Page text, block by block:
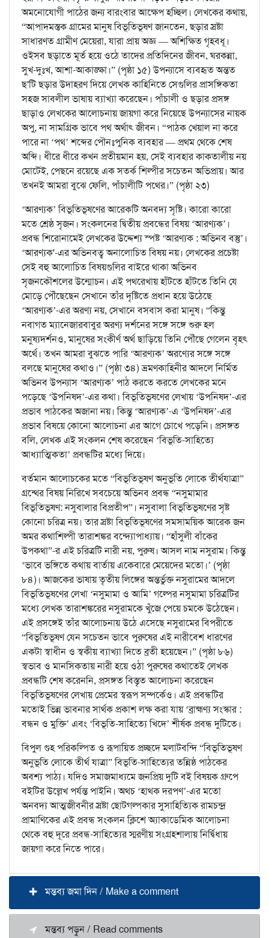
অমনোযোগী পাঠের জন্য বারংবার আক্ষেপ হচ্ছিল। লেখকের কথায়,
“আপাদমস্তক গ্রামের মানুষ বিভূতিভূষণ জানতেন, ছড়ার স্রষ্টা
সাধারণত গ্রামীণ মেয়েরা, যারা প্রায় অজ্ঞ — অশিক্ষিত গৃহবধূ।
ওইসব ছড়াতে মূর্ত হয়ে ওঠে তাদের প্রতিদিনের জীবন, ঘরকন্না,
সুখ-দুঃখ, আশা-আকাঙ্ক্ষা।” (পৃষ্ঠা ১৫) উপন্যাসে ব্যবহৃত অন্তত
ছ'টি ছড়ার উদাহরণ দিয়ে লেখক কাহিনিতে সেগুলির প্রাসঙ্গিকতা
সহজ সাবলীল ভাষায় ব্যাখ্যা করেছেন। পাঁচালী ও ছড়ার প্রসঙ্গ
ছাড়াও লেখকের আলোচনায় জায়গা করে নিয়েছে উপন্যাসের নায়ক
অপু, না সামগ্রিক ভাবে পথ অর্থাৎ জীবন। “পাঠক খেয়াল না করে
পারে না ‘পথ’ শব্দের পৌনঃপুনিক ব্যবহার — প্রথম থেকে শেষ
অব্দি। ধীরে ধীরে কখন প্রতীয়মান হয়, সেই ব্যবহার কাকতালীয় নয়
মোটেই, পেছনে রয়েছে এক সতর্ক শিল্পীর সচেতন অভিপ্রায়। আর
তখনই আমরা বুঝে ফেলি, পাঁচালীটি পথের।” (পৃষ্ঠা ২৩)
‘আরণ্যক’ বিভূতিভূষণের আরেকটি অনবদ্য সৃষ্টি। কারো কারো
মতে শ্রেষ্ঠ সৃজন। সংকলনের দ্বিতীয় প্রবন্ধের বিষয় ‘আরণ্যক’।
প্রবন্ধ শিরোনামেই লেখকের উদ্দেশ্য স্পষ্ট ‘আরণ্যক : অভিনব বস্তু’।
‘আরণ্যক'-এর অভিনবত্ব অনালোচিত বিষয় নয়। লেখকের প্রচেষ্টা
সেই বহু আলোচিত বিষয়গুলির বাইরে থাকা অভিনব
সৃজনকৌশলের উন্মোচন। এই পথরেখায় হাঁটতে হাঁটতে তিনি যে
মোড়ে পৌঁছেছেন সেখানে তাঁর দৃষ্টিতে প্রধান হয়ে উঠেছে
‘আরণ্যক’-এর অরণ্য নয়, সেখানে বসবাস করা মানুষ। “কিন্তু
নবাগত ম্যানেজারবাবুর অরণ্য দর্শনের সঙ্গে সঙ্গে শুরু হল
মনুষ্যদর্শনও, মানুষের সংকীর্ণ অর্থ ছাড়িয়ে তিনি পৌঁছে গেলেন বৃহৎ
অর্থে। তখন আমরা বুঝতে পারি ‘আরণ্যক’ অরণ্যের সঙ্গে সঙ্গে
বলছে মানুষের কথাও।” (পৃষ্ঠা ৩৪) ভ্রমণকাহিনীর আদলে নির্মিত
অভিনব উপন্যাস ‘আরণ্যক’ পাঠ করতে করতে লেখকের মনে
পড়েছে ‘উপনিষদ’-এর কথা। বিভূতিভূষণের লেখায় ‘উপনিষদ’-এর
প্রভাব পাঠকের অজানা নয়। কিন্তু ‘আরণ্যক’-এ ‘উপনিষদ’-এর
প্রভাব বিষয়ে কোনো আলোচনা এর আগে চোখে পড়েনি। প্রসঙ্গত
বলি, লেখক এই সংকলন শেষ করেছেন ‘বিভূতি-সাহিত্যে
আধ্যাত্মিকতা’ প্রবন্ধটির মধ্যে দিয়ে।
বর্তমান আলোচকের মতে “বিভূতিভূষণ অনুভূতি লোকে তীর্থযাত্রা”
গ্রন্থের বিষয় নিরিখে সবচেয়ে অভিনব প্রবন্ধ “নসুমামার
বিভূতিভূষণ: নসুবালার বিপ্রতীপ”। নসুবালা বিভূতিভূষণের সৃষ্ট
কোনো চরিত্র নয়। তার স্রষ্টা বিভূতিভূষণের সমসাময়িক আরেক জন
অমর কথাশিল্পী তারাশঙ্কর বন্দ্যোপাধ্যায়। “হাঁসুলী বাঁকের
উপকথা”-র এই চরিত্রটি নারী নয়, পুরুষ। আসল নাম নসুরাম। কিন্তু
‘ভাবে ভঙ্গিতে কথায় বার্তায় একেবারে মেয়েদের মতো।’ (পৃষ্ঠা
৮৪)। আজকের ভাষায় তৃতীয় লিঙ্গের অন্তর্ভুক্ত নসুরামের আদলে
বিভূতিভূষণের লেখা ‘নসুমামা ও আমি’ গল্পের নসুমামা চরিত্রটির
মধ্যে লেখক তারাশঙ্করের নসুরামকে খুঁজে পেয়ে চমকে উঠেছেন।
এই প্রসঙ্গেই তাঁর আলোচনায় উঠে এসেছে নসুরামের বিপরীতে
“বিভূতিভূষণ যেন সচেতন ভাবে পুরুষের এই নারীবেশ ধারণের
একটা স্বাধীন ও স্বকীয় ব্যাখ্যা দিতে ব্রতী হয়েছেন।” (পৃষ্ঠা ৮৬)
স্বভাব ও মানসিকতায় নারী হয়ে ওঠা পুরুষের কথাতেই লেখক
প্রবন্ধটি শেষ করেননি, প্রসঙ্গত বিস্তৃত আলোচনা করেছেন
বিভূতিভূষণের লেখায় প্রেমের স্বরূপ সম্পর্কেও। এই প্রবন্ধটির
মতোই ভিন্ন ভাবনার সার্থক প্রকাশ লক্ষ করা যায় ‘ব্রাহ্মণ্য সংস্কার :
বন্ধন ও মুক্তি’ এবং ‘বিভূতি-সাহিত্যে খিদে’ শীর্ষক প্রবন্ধ দুটিতে।
বিপুল গুহ পরিকল্পিত ও রূপায়িত প্রচ্ছদে মলাটবন্দি “বিভূতিভূষণ
অনুভূতি লোকে তীর্থ যাত্রা” বিভূতি-সাহিত্যের তন্নিষ্ঠ পাঠকের
অবশ্য পাঠ্য। যদিও সমাজমাধ্যমে জনপ্রিয় দুটি বই বিষয়ক গ্রুপে
বইটির উল্লেখ পর্যন্ত পাইনি। অথচ ‘হাথক দরপণ’-এর মতো
অনবদ্য আত্মজীবনীর স্রষ্টা ছোটগল্পকার সুসাহিত্যিক রামচন্দ্র
প্রামাণিকের এই প্রবন্ধ সংকলন ক্লিশে অ্যাকাডেমিক আলোচনা
থেকে বহু দূরে প্রবন্ধ-সাহিত্যের স্মরণীয় সংগ্রহশালায় নির্দ্বিধায়
জায়গা করে নিতে পারে।
মন্তব্য জমা দিন / Make a comment
মন্তব্য পড়ুন / Read comments